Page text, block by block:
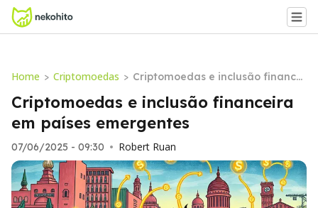
Home > Criptomoedas > Criptomoedas e inclusão financei
ra em países emergentes
Criptomoedas e inclusão financeira
em países emergentes
07/06/2025 - 09:30 • Robert Ruan